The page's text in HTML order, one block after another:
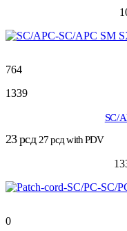
764
1339
SC/
23рсд 27рсдwith PDV
0